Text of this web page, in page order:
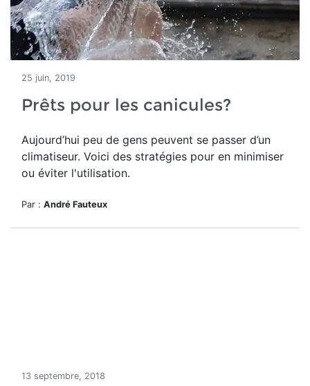
25 juin, 2019
Prêts pour les canicules?
Aujourd’hui peu de gens peuvent se passer d’un
climatiseur. Voici des stratégies pour en minimiser
ou éviter l'utilisation.
Par : André Fauteux
13 septembre, 2018